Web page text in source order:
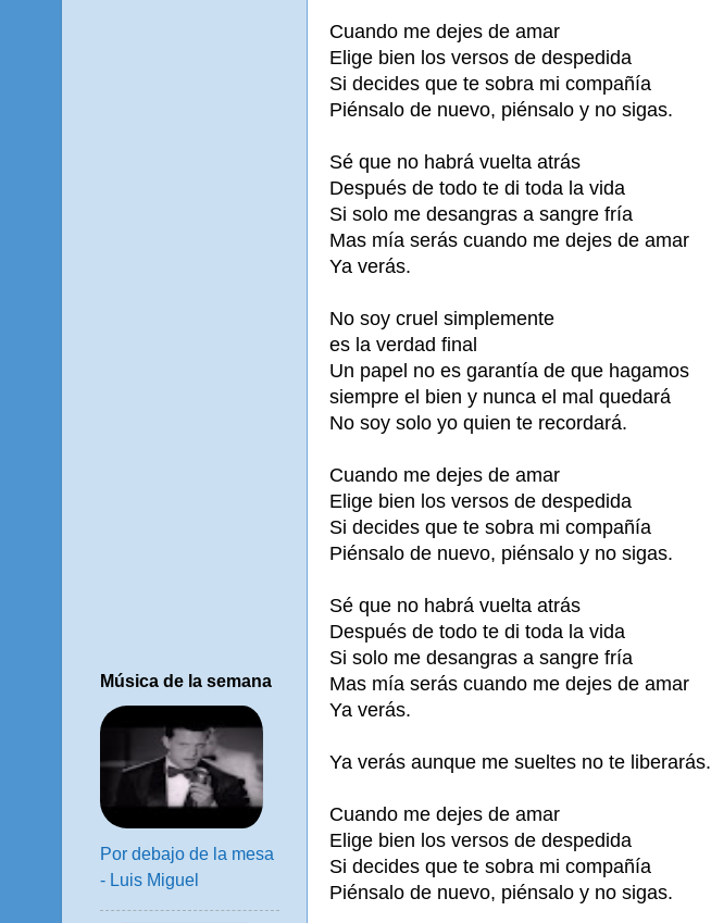
Cuando me dejes de amar
Elige bien los versos de despedida
Si decides que te sobra mi compañía
Piénsalo de nuevo, piénsalo y no sigas.
Sé que no habrá vuelta atrás
Después de todo te di toda la vida
Si solo me desangras a sangre fría
Mas mía serás cuando me dejes de amar
Ya verás.
No soy cruel simplemente
es la verdad final
Un papel no es garantía de que hagamos
siempre el bien y nunca el mal quedará
No soy solo yo quien te recordará.
Cuando me dejes de amar
Elige bien los versos de despedida
Si decides que te sobra mi compañía
Piénsalo de nuevo, piénsalo y no sigas.
Sé que no habrá vuelta atrás
Después de todo te di toda la vida
Si solo me desangras a sangre fría
Mas mía serás cuando me dejes de amar
Ya verás.
Ya verás aunque me sueltes no te liberarás.
Cuando me dejes de amar
Elige bien los versos de despedida
Si decides que te sobra mi compañía
Piénsalo de nuevo, piénsalo y no sigas.
Música de la semana
Por debajo de la mesa
- Luis Miguel